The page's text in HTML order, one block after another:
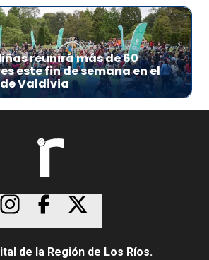
reunirá más de 60
este fin de semana en el
Valdivia
de la Región de Los Ríos.